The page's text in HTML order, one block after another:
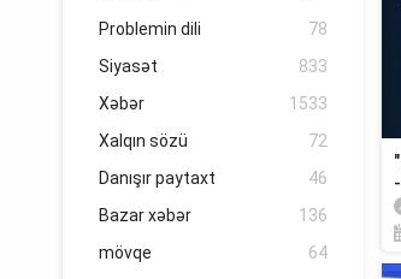
Problemin dili
78
Siyasət
833
Xəbər
1533
Xalqın sözü
72
Danışır paytaxt
46
Bazar xəbər
136
mövqe
64